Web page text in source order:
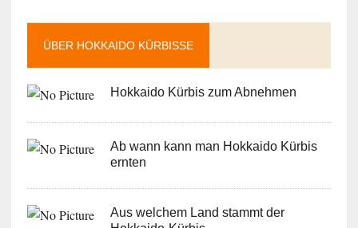
ÜBER HOKKAIDO KÜRBISSE
Hokkaido Kürbis zum Abnehmen
Ab wann kann man Hokkaido Kürbis
ernten
Aus welchem Land stammt der